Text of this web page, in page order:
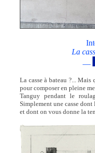
La
—
La casse à bateau ?... Mais
pour composer en pleine
Tanguy pendant le
Simplement une casse dont
et dont on vous donne la